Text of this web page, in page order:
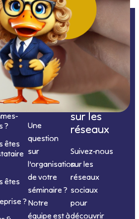
?
êtes
êtes
?
Nous
contacter
Une
question
sur
l’organisation
de votre
séminaire ?
Notre
équipe est à
Nous
suivre
sur les
réseaux
Suivez-nous
sur les
réseaux
sociaux
pour
découvrir